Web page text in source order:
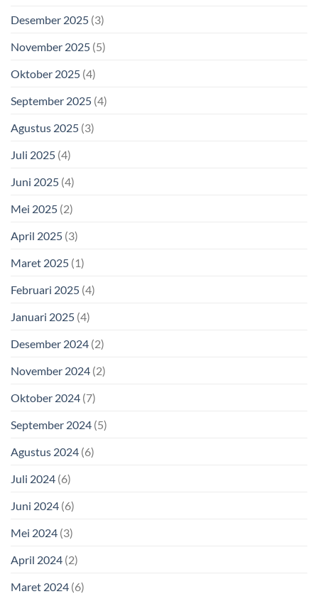
Desember 2025 (3)
November 2025 (5)
Oktober 2025 (4)
September 2025 (4)
Agustus 2025 (3)
Juli 2025 (4)
Juni 2025 (4)
Mei 2025 (2)
April 2025 (3)
Maret 2025 (1)
Februari 2025 (4)
Januari 2025 (4)
Desember 2024 (2)
November 2024 (2)
Oktober 2024 (7)
September 2024 (5)
Agustus 2024 (6)
Juli 2024 (6)
Juni 2024 (6)
Mei 2024 (3)
April 2024 (2)
Maret 2024 (6)